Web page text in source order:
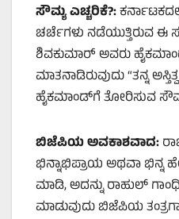
ಸೌಮ್ಯ ಎಚ್ಚರಿಕೆ?:
ಚರ್ಚೆಗಳು ನಡೆಯುತ್ತಿರುವ ಈ
ಶಿವಕುಮಾರ್ ಅವರು
ಮಾತನಾಡಿರುವುದು “ತನ್ನ ಅಸ್ತಿತ್ವ
ಹೈಕಮಾಂಡ್‌ಗೆ ತೋರಿಸುವ
ಬಿಜೆಪಿಯ ಅವಕಾಶವಾದ:
ಭಿನ್ನಾಭಿಪ್ರಾಯ ಅಥವಾ ಭಿನ್ನ
ಮಾಡಿ, ಅದನ್ನು ರಾಹುಲ್
ಮಾಡುವುದು ಬಿಜೆಪಿಯ